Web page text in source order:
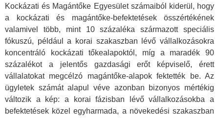
Kockázati és Magántőke Egyesület számaiból kiderül, hogy
a kockázati és magántőke-befektetések összértékének
valamivel több, mint 10 százaléka származott speciális
fókuszú, például a korai szakaszban lévő vállalkozásokra
koncentráló kockázati tőkealapoktól, míg a maradék 90
százalékot a jelentős gazdasági erőt képviselő, érett
vállalatokat megcélzó magántőke-alapok fektették be. Az
ügyletek számát alapul véve azonban bizonyos mértékig
változik a kép: a korai fázisban lévő vállalkozásokba a
befektetések közel egyharmada, a növekedési szakaszban